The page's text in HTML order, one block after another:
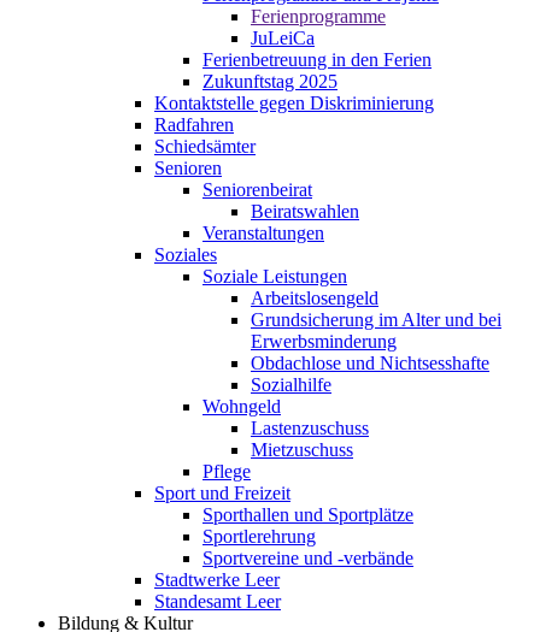
Ferienprogramme
JuLeiCa
Ferienbetreuung in den Ferien
Zukunftstag 2025
Kontaktstelle gegen Diskriminierung
Radfahren
Schiedsämter
Senioren
Seniorenbeirat
Beiratswahlen
Veranstaltungen
Soziales
Soziale Leistungen
Arbeitslosengeld
Grundsicherung im Alter und bei
Erwerbsminderung
Obdachlose und Nichtsesshafte
Sozialhilfe
Wohngeld
Lastenzuschuss
Mietzuschuss
Pflege
Sport und Freizeit
Sporthallen und Sportplätze
Sportlerehrung
Sportvereine und -verbände
Stadtwerke Leer
Standesamt Leer
Bildung & Kultur